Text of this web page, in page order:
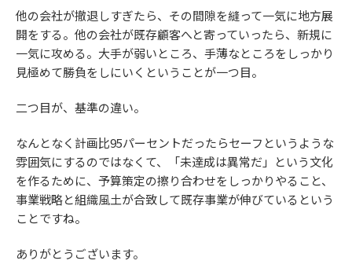
他の会社が撤退しすぎたら、その間隙を縫って一気に地方展
開をする。他の会社が既存顧客へと寄っていったら、新規に
一気に攻める。大手が弱いところ、手薄なところをしっかり
見極めて勝負をしにいくということが一つ目。
二つ目が、基準の違い。
なんとなく計画比95パーセントだったらセーフというような
雰囲気にするのではなくて、「未達成は異常だ」という文化
を作るために、予算策定の擦り合わせをしっかりやること、
事業戦略と組織風土が合致して既存事業が伸びているという
ことですね。
ありがとうございます。